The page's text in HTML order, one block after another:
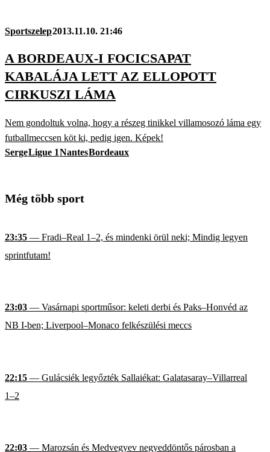
Sportszelep2013.11.10. 21:46
A BORDEAUX-I FOCICSAPAT
KABALÁJA LETT AZ ELLOPOTT
CIRKUSZI LÁMA
Nem gondoltuk volna, hogy a részeg tinikkel villamosozó láma egy
futballmeccsen köt ki, pedig igen. Képek!
SergeLigue 1NantesBordeaux
Még több sport
23:35 — Fradi–Real 1–2, és mindenki örül neki; Mindig legyen
sprintfutam!
23:03 — Vasárnapi sportműsor: keleti derbi és Paks–Honvéd az
NB I-ben; Liverpool–Monaco felkészülési meccs
22:15 — Gulácsiék legyőzték Sallaiékat: Galatasaray–Villarreal
1–2
22:03 — Marozsán és Medvegyev negyeddöntős párosban a